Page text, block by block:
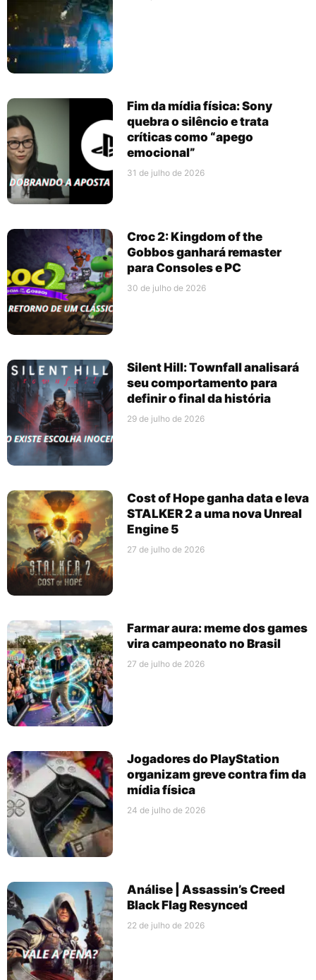
Fim da mídia física: Sony
quebra o silêncio e trata
críticas como “apego
emocional”
31 de julho de 2026
Croc 2: Kingdom of the
Gobbos ganhará remaster
para Consoles e PC
30 de julho de 2026
Silent Hill: Townfall analisará
seu comportamento para
definir o final da história
29 de julho de 2026
Cost of Hope ganha data e leva
STALKER 2 a uma nova Unreal
Engine 5
27 de julho de 2026
Farmar aura: meme dos games
vira campeonato no Brasil
27 de julho de 2026
Jogadores do PlayStation
organizam greve contra fim da
mídia física
24 de julho de 2026
Análise | Assassin’s Creed
Black Flag Resynced
22 de julho de 2026